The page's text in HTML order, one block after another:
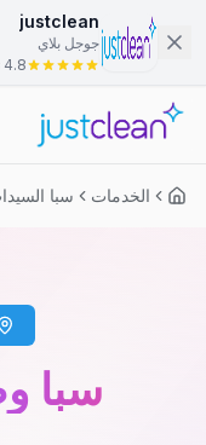
justclean
جوجل بلاي
4.8 تقييم
الخدمات سبا
سبا